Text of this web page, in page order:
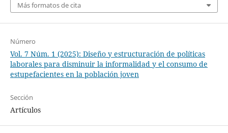
Más formatos de cita
Número
Vol. 7 Núm. 1 (2025): Diseño y estructuración de políticas
laborales para disminuir la informalidad y el consumo de
estupefacientes en la población joven
Sección
Artículos